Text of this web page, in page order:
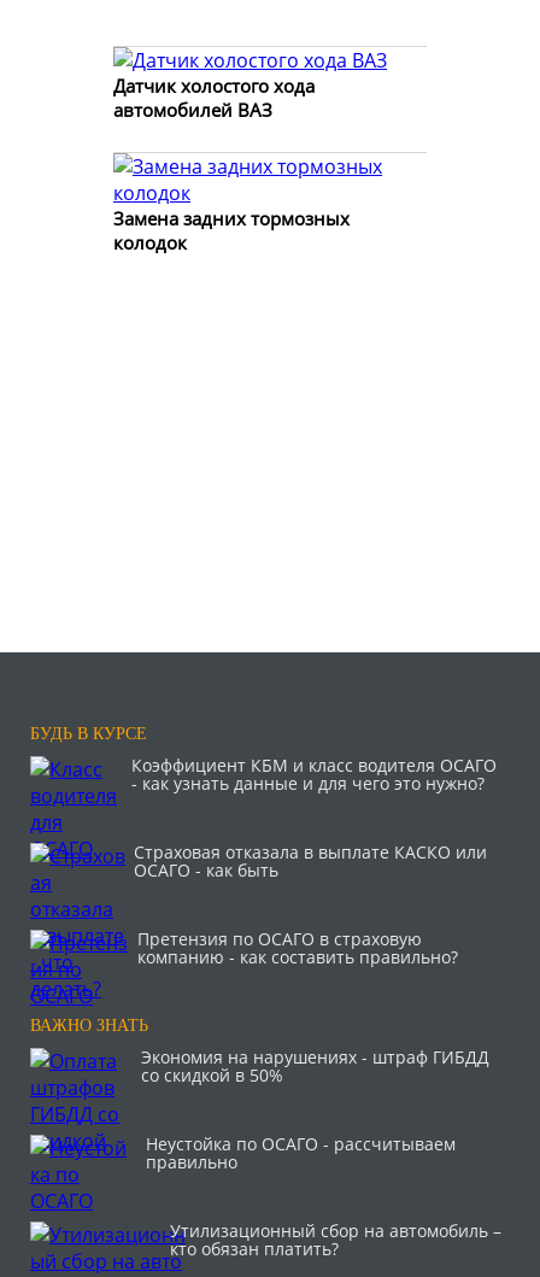
Датчик холостого хода
автомобилей ВАЗ
Замена задних тормозных
колодок
БУДЬ В КУРСЕ
Коэффициент КБМ и класс водителя ОСАГО
- как узнать данные и для чего это нужно?
Страховая отказала в выплате КАСКО или
ОСАГО - как быть
Претензия по ОСАГО в страховую
компанию - как составить правильно?
ВАЖНО ЗНАТЬ
Экономия на нарушениях - штраф ГИБДД
со скидкой в 50%
Неустойка по ОСАГО - рассчитываем
правильно
Утилизационный сбор на автомобиль –
кто обязан платить?